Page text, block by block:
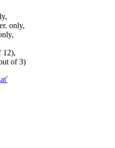
only,
12),
of 3)